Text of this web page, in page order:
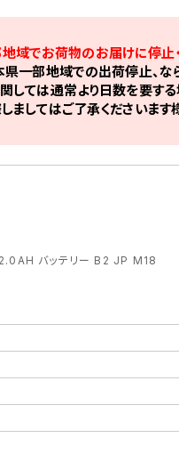
地域でお荷物のお届けに停止
一部地域での出荷停止、な
しては通常より日数を要する
ましてはご了承くださいます
2.0AH バッテリー B2 JP M18